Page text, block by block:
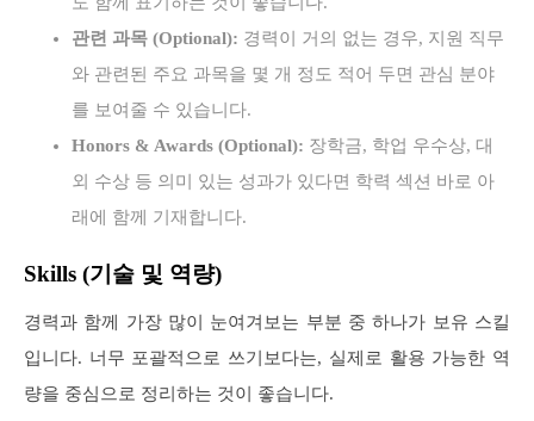
관련 과목 (Optional): 경력이 거의 없는 경우, 지원 직무
와 관련된 주요 과목을 몇 개 정도 적어 두면 관심 분야
를 보여줄 수 있습니다.
Honors & Awards (Optional): 장학금, 학업 우수상, 대
외 수상 등 의미 있는 성과가 있다면 학력 섹션 바로 아
래에 함께 기재합니다.
Skills (기술 및 역량)
경력과 함께 가장 많이 눈여겨보는 부분 중 하나가 보유 스킬
입니다. 너무 포괄적으로 쓰기보다는, 실제로 활용 가능한 역
량을 중심으로 정리하는 것이 좋습니다.